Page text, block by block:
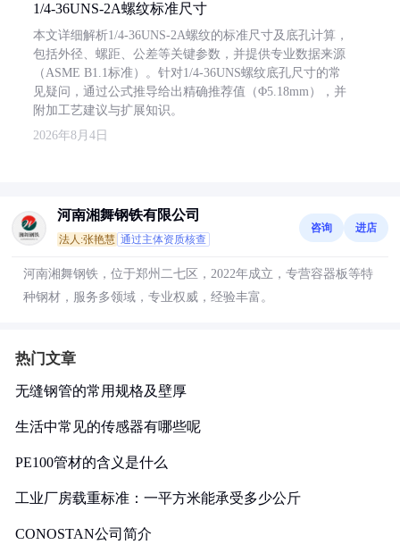
1/4-36UNS-2A螺纹标准尺寸
本文详细解析1/4-36UNS-2A螺纹的标准尺寸及底孔计算，
包括外径、螺距、公差等关键参数，并提供专业数据来源
（ASME B1.1标准）。针对1/4-36UNS螺纹底孔尺寸的常
见疑问，通过公式推导给出精确推荐值（Φ5.18mm），并
附加工艺建议与扩展知识。
2026年8月4日
河南湘舞钢铁有限公司
法人:张艳慧 通过主体资质核查
咨询 进店
河南湘舞钢铁，位于郑州二七区，2022年成立，专营容器板等特
种钢材，服务多领域，专业权威，经验丰富。
热门文章
无缝钢管的常用规格及壁厚
生活中常见的传感器有哪些呢
PE100管材的含义是什么
工业厂房载重标准：一平方米能承受多少公斤
CONOSTAN公司简介